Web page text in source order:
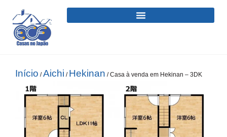
Início /Aichi / Hekinan / Casa à venda em Hekinan – 3DK